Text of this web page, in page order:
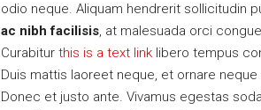
odio neque. Aliquam hendrerit sollicitudin
ac nibh facilisis, at malesuada orci
Curabitur this is a text link libero tempus
Duis mattis laoreet neque, et ornare
Donec et justo ante. Vivamus egestas